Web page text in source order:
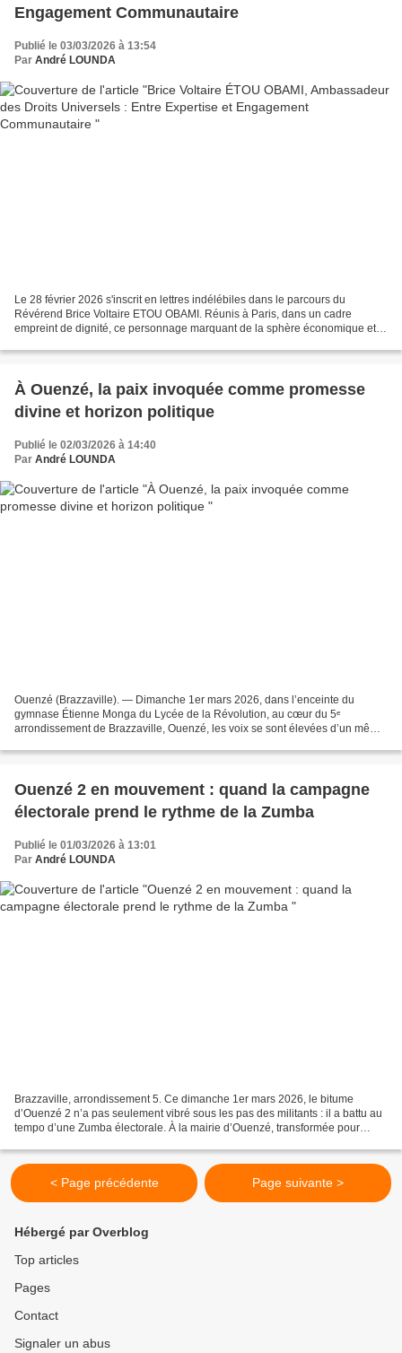
Engagement Communautaire
Publié le 03/03/2026 à 13:54
Par André LOUNDA
Le 28 février 2026 s'inscrit en lettres indélébiles dans le parcours du
Révérend Brice Voltaire ETOU OBAMI. Réunis à Paris, dans un cadre
empreint de dignité, ce personnage marquant de la sphère économique et
À Ouenzé, la paix invoquée comme promesse
divine et horizon politique
Publié le 02/03/2026 à 14:40
Par André LOUNDA
Ouenzé (Brazzaville). — Dimanche 1er mars 2026, dans l’enceinte du
gymnase Étienne Monga du Lycée de la Révolution, au cœur du 5ᵉ
arrondissement de Brazzaville, Ouenzé, les voix se sont élevées d’un même
Ouenzé 2 en mouvement : quand la campagne
électorale prend le rythme de la Zumba
Publié le 01/03/2026 à 13:01
Par André LOUNDA
Brazzaville, arrondissement 5. Ce dimanche 1er mars 2026, le bitume
d’Ouenzé 2 n’a pas seulement vibré sous les pas des militants : il a battu au
tempo d’une Zumba électorale. À la mairie d’Ouenzé, transformée pour
< Page précédente Page suivante >
Hébergé par Overblog
Top articles
Pages
Contact
Signaler un abus